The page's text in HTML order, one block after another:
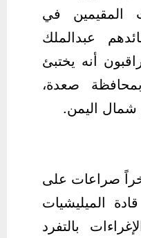
المقيمين في
عبدالملك
أنه يختبئ
صعدة،
اليمن.
صراعات على
الميليشيات
بالتفرد